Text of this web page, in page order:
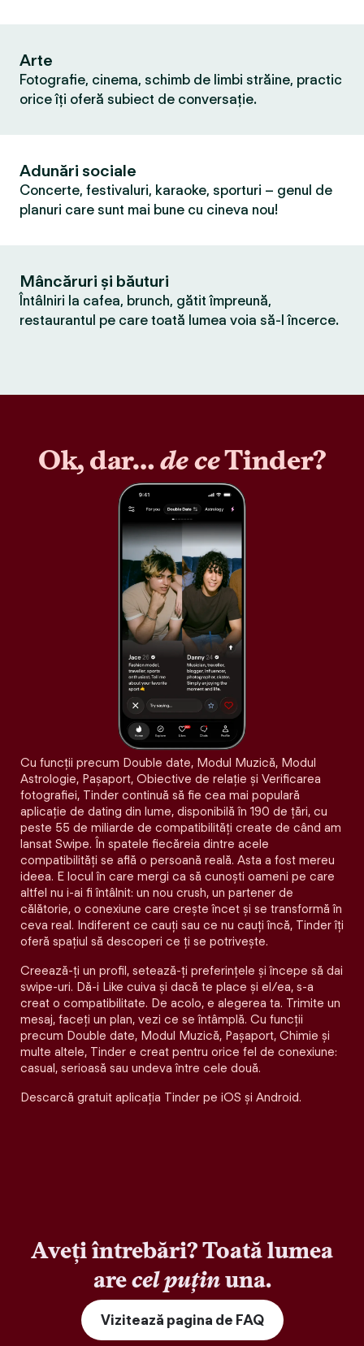
Arte
Fotografie, cinema, schimb de limbi străine, practic
orice îți oferă subiect de conversație.
Adunări sociale
Concerte, festivaluri, karaoke, sporturi – genul de
planuri care sunt mai bune cu cineva nou!
Mâncăruri și băuturi
Întâlniri la cafea, brunch, gătit împreună,
restaurantul pe care toată lumea voia să-l încerce.
Ok, dar…de ceTinder?
Cu funcții precum Double date, Modul Muzică, Modul
Astrologie, Pașaport, Obiective de relație și Verificarea
fotografiei, Tinder continuă să fie cea mai populară
aplicație de dating din lume, disponibilă în 190 de țări, cu
peste 55 de miliarde de compatibilități create de când am
lansat Swipe. În spatele fiecăreia dintre acele
compatibilităţi se află o persoană reală. Asta a fost mereu
ideea. E locul în care mergi ca să cunoști oameni pe care
altfel nu i-ai fi întâlnit: un nou crush, un partener de
călătorie, o conexiune care crește încet și se transformă în
ceva real. Indiferent ce cauți sau ce nu cauți încă, Tinder îți
oferă spațiul să descoperi ce ți se potrivește.
Creează-ți un profil, setează-ți preferințele și începe să dai
swipe-uri. Dă-i Like cuiva și dacă te place și el/ea, s-a
creat o compatibilitate. De acolo, e alegerea ta. Trimite un
mesaj, faceți un plan, vezi ce se întâmplă. Cu funcții
precum Double date, Modul Muzică, Pașaport, Chimie și
multe altele, Tinder e creat pentru orice fel de conexiune:
casual, serioasă sau undeva între cele două.
Descarcă gratuit aplicația Tinder pe iOS și Android.
Aveți întrebări? Toată lumea
arecel puținuna.
Vizitează pagina de FAQ